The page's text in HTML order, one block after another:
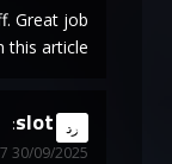
Great job
this article.
slot
says:
30/09/2025 at 21:37
رد